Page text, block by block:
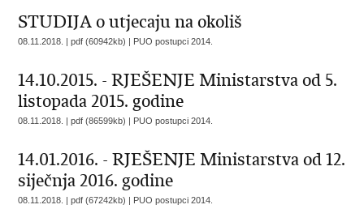
STUDIJA o utjecaju na okoliš
08.11.2018. | pdf (60942kb) | PUO postupci 2014.
14.10.2015. - RJEŠENJE Ministarstva od 5.
listopada 2015. godine
08.11.2018. | pdf (86599kb) | PUO postupci 2014.
14.01.2016. - RJEŠENJE Ministarstva od 12.
siječnja 2016. godine
08.11.2018. | pdf (67242kb) | PUO postupci 2014.